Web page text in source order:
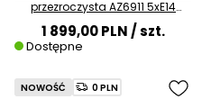
przezroczysta AZ6911 5xE14
1 899,00 PLN/ szt.
Dostępne
NOWOŚĆ 0 PLN